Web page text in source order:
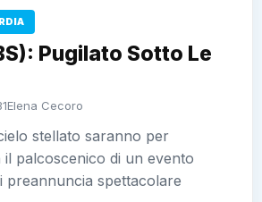
Pugilato Sotto Le
Elena Cecoro
stellato saranno per
il palcoscenico di un evento
preannuncia spettacolare